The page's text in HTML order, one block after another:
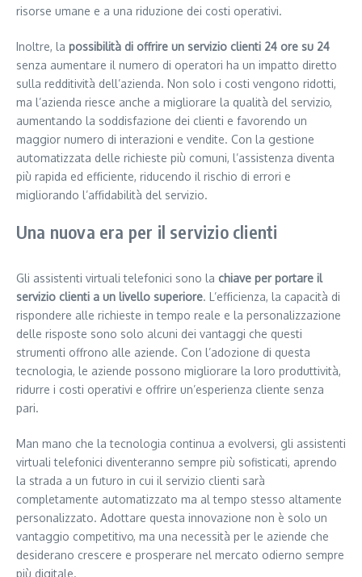
risorse umane e a una riduzione dei costi operativi.
Inoltre, la possibilità di offrire un servizio clienti 24 ore su 24
senza aumentare il numero di operatori ha un impatto diretto
sulla redditività dell’azienda. Non solo i costi vengono ridotti,
ma l’azienda riesce anche a migliorare la qualità del servizio,
aumentando la soddisfazione dei clienti e favorendo un
maggior numero di interazioni e vendite. Con la gestione
automatizzata delle richieste più comuni, l’assistenza diventa
più rapida ed efficiente, riducendo il rischio di errori e
migliorando l’affidabilità del servizio.
Una nuova era per il servizio clienti
Gli assistenti virtuali telefonici sono la chiave per portare il
servizio clienti a un livello superiore. L’efficienza, la capacità di
rispondere alle richieste in tempo reale e la personalizzazione
delle risposte sono solo alcuni dei vantaggi che questi
strumenti offrono alle aziende. Con l’adozione di questa
tecnologia, le aziende possono migliorare la loro produttività,
ridurre i costi operativi e offrire un’esperienza cliente senza
pari.
Man mano che la tecnologia continua a evolversi, gli assistenti
virtuali telefonici diventeranno sempre più sofisticati, aprendo
la strada a un futuro in cui il servizio clienti sarà
completamente automatizzato ma al tempo stesso altamente
personalizzato. Adottare questa innovazione non è solo un
vantaggio competitivo, ma una necessità per le aziende che
desiderano crescere e prosperare nel mercato odierno sempre
più digitale.